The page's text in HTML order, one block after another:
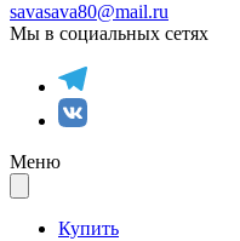
savasava80@mail.ru
Мы в социальных сетях
Меню
Купить